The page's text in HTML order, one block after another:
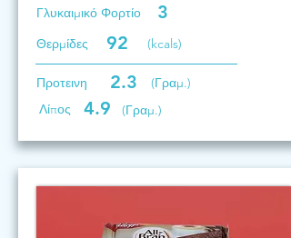
Γλυκαιμικό Φορτίο 3
Θερμίδες 92 (kcals)
Προτεινη 2.3
(Γραμ.)
Λίπος
4.9 (Γραμ.)